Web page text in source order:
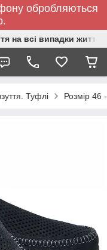
обробляються
на всі випадки життя.
Туфлі Розмір 46